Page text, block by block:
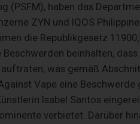
(PSFM), haben das
ZYN und IQOS
die Republikgesetz
Beschwerden beinhalten,
was gemäß
Vape eine
Isabel Santos
verbietet. Darüber